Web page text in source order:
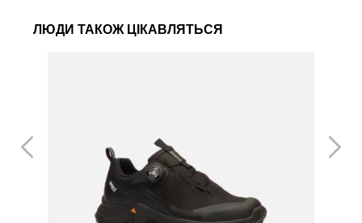
ЛЮДИ ТАКОЖ ЦІКАВЛЯТЬСЯ